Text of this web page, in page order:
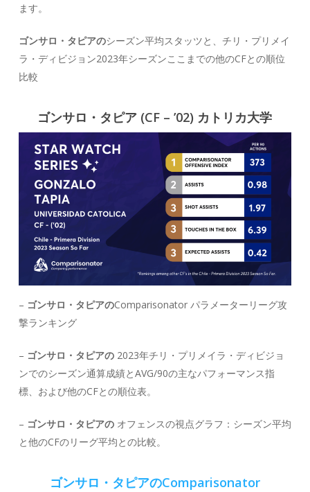
ます。
ゴンサロ・タピアのシーズン平均スタッツと、チリ・プリメイ
ラ・ディビジョン2023年シーズンここまでの他のCFとの順位
比較
ゴンサロ・タピア (CF – ’02) カトリカ大学
– ゴンサロ・タピアのComparisonator パラメーターリーグ攻
撃ランキング
– ゴンサロ・タピアの 2023年チリ・プリメイラ・ディビジョ
ンでのシーズン通算成績とAVG/90の主なパフォーマンス指
標、および他のCFとの順位表。
– ゴンサロ・タピアの オフェンスの視点グラフ：シーズン平均
と他のCFのリーグ平均との比較。
ゴンサロ・タピアのComparisonator